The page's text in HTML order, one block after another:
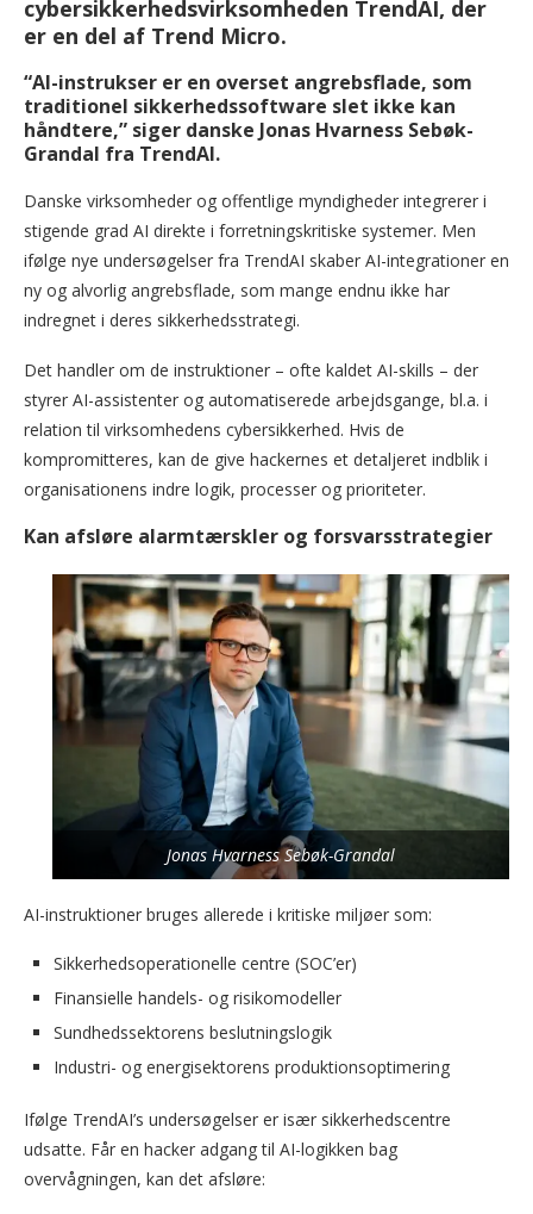
cybersikkerhedsvirksomheden TrendAI, der
er en del af Trend Micro.
“AI-instrukser er en overset angrebsflade, som
traditionel sikkerhedssoftware slet ikke kan
håndtere,” siger danske Jonas Hvarness Sebøk-
Grandal fra TrendAI.
Danske virksomheder og offentlige myndigheder integrerer i
stigende grad AI direkte i forretningskritiske systemer. Men
ifølge nye undersøgelser fra TrendAI skaber AI-integrationer en
ny og alvorlig angrebsflade, som mange endnu ikke har
indregnet i deres sikkerhedsstrategi.
Det handler om de instruktioner – ofte kaldet AI-skills – der
styrer AI-assistenter og automatiserede arbejdsgange, bl.a. i
relation til virksomhedens cybersikkerhed. Hvis de
kompromitteres, kan de give hackernes et detaljeret indblik i
organisationens indre logik, processer og prioriteter.
Kan afsløre alarmtærskler og forsvarsstrategier
Jonas Hvarness Sebøk-Grandal
AI-instruktioner bruges allerede i kritiske miljøer som:
Sikkerhedsoperationelle centre (SOC’er)
Finansielle handels- og risikomodeller
Sundhedssektorens beslutningslogik
Industri- og energisektorens produktionsoptimering
Ifølge TrendAI’s undersøgelser er især sikkerhedscentre
udsatte. Får en hacker adgang til AI-logikken bag
overvågningen, kan det afsløre: